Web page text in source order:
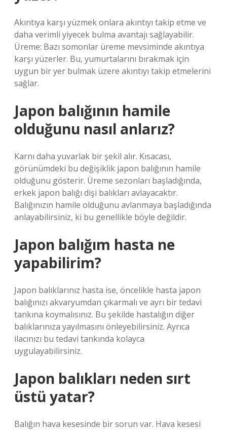
Akıntıya karşı yüzmek onlara akıntıyı takip etme ve
daha verimli yiyecek bulma avantajı sağlayabilir.
Üreme: Bazı somonlar üreme mevsiminde akıntıya
karşı yüzerler. Bu, yumurtalarını bırakmak için
uygun bir yer bulmak üzere akıntıyı takip etmelerini
sağlar.
Japon balığının hamile
olduğunu nasıl anlarız?
Karnı daha yuvarlak bir şekil alır. Kısacası,
görünümdeki bu değişiklik japon balığının hamile
olduğunu gösterir. Üreme sezonları başladığında,
erkek japon balığı dişi balıkları avlayacaktır.
Balığınızın hamile olduğunu avlanmaya başladığında
anlayabilirsiniz, ki bu genellikle böyle değildir.
Japon balığım hasta ne
yapabilirim?
Japon balıklarınız hasta ise, öncelikle hasta japon
balığınızı akvaryumdan çıkarmalı ve ayrı bir tedavi
tankına koymalısınız. Bu şekilde hastalığın diğer
balıklarınıza yayılmasını önleyebilirsiniz. Ayrıca
ilacınızı bu tedavi tankında kolayca
uygulayabilirsiniz.
Japon balıkları neden sırt
üstü yatar?
Balığın hava kesesinde bir sorun var. Hava kesesi